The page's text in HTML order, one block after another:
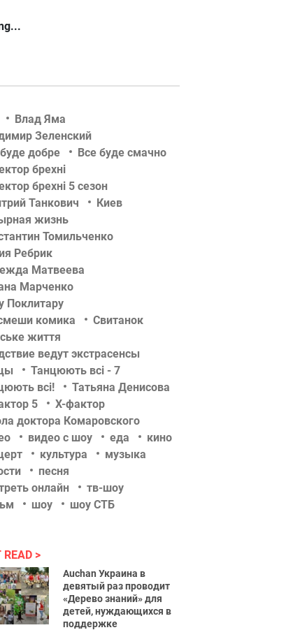
Влад Яма
Зеленский
добре
Все буде смачно
брехні
брехні 5 сезон
Танкович
Киев
жизнь
Томильченко
Ребрик
Матвеева
Марченко
Поклитару
комика
Свитанок
життя
ведут экстрасенсы
Танцюють всі - 7
всі!
Татьяна Денисова
5
Х-фактор
доктора Комаровского
видео с шоу еда
кино
культура
музыка
песня
онлайн
тв-шоу
шоу шоу СТБ
READ
Auchan Украина в
девятый раз проводит
«Дерево знаний» для
детей, нуждающихся в
поддержке